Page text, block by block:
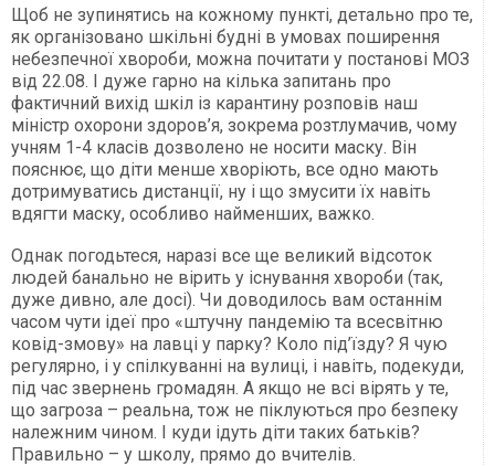
Щоб не зупинятись на кожному пункті, детально про те,
як організовано шкільні будні в умовах поширення
небезпечної хвороби, можна почитати у постанові МОЗ
від 22.08. І дуже гарно на кілька запитань про
фактичний вихід шкіл із карантину розповів наш
міністр охорони здоров’я, зокрема розтлумачив, чому
учням 1-4 класів дозволено не носити маску. Він
пояснює, що діти менше хворіють, все одно мають
дотримуватись дистанції, ну і що змусити їх навіть
вдягти маску, особливо найменших, важко.
Однак погодьтеся, наразі все ще великий відсоток
людей банально не вірить у існування хвороби (так,
дуже дивно, але досі). Чи доводилось вам останнім
часом чути ідеї про «штучну пандемію та всесвітню
ковід-змову» на лавці у парку? Коло під’їзду? Я чую
регулярно, і у спілкуванні на вулиці, і навіть, подекуди,
під час звернень громадян. А якщо не всі вірять у те,
що загроза – реальна, тож не піклуються про безпеку
належним чином. І куди ідуть діти таких батьків?
Правильно – у школу, прямо до вчителів.